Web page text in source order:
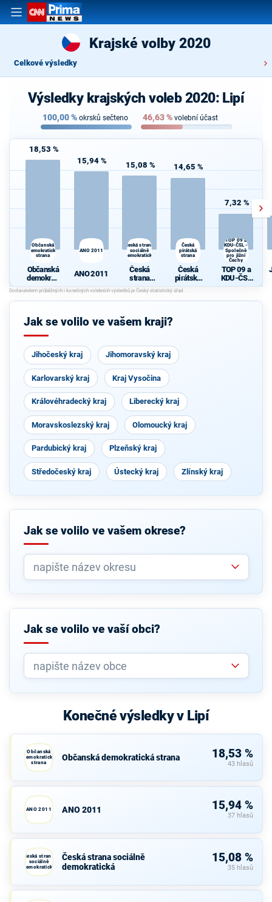
Krajské volby 2020
Celkové výsledky
Výsledky krajských voleb 2020: Lipí
100,00% okrsků sečteno 46,63% volební účast
18,53 %
Občanská
demokratická
strana
Občanská
demokrati
cká strana
15,94 %
ANO 2011
ANO 2011
15,08 %
Česká strana
sociálně
demokratická
Česká
strana
sociálně
demokrati
cká
14,65 %
Česká
pirátská
strana
Česká
pirátská
strana
7,32 %
TOP 09 a
KDU-ČSL -
Společně
pro jižní
Čechy
TOP 09 a
KDU-ČSL
- Společně
Čechy
Jak se volilo ve vašem kraji?
Jihočeský kraj Jihomoravský kraj
Karlovarský kraj Kraj Vysočina
Královéhradecký kraj Liberecký kraj
Moravskoslezský kraj Olomoucký kraj
Pardubický kraj Plzeňský kraj
Středočeský kraj Ústecký kraj Zlínský kraj
Jak se volilo ve vašem okrese?
Jak se volilo ve vaší obci?
Konečné výsledky v Lipí
Občanská
demokratická
strana
Občanská demokratická strana 18,53 %
43 hlasů
ANO 2011 ANO 2011 15,94 %
37 hlasů
Česká strana
sociálně
demokratická
Česká strana sociálně
demokratická
15,08 %
35 hlasů